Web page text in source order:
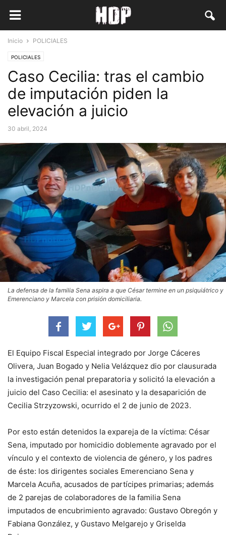
Inicio POLICIALES
POLICIALES
Caso Cecilia: tras el cambio
de imputación piden la
elevación a juicio
30 abril, 2024
La defensa de la familia Sena aspira a que César termine en un psiquiátrico y
Emerenciano y Marcela con prisión domiciliaria.
El Equipo Fiscal Especial integrado por Jorge Cáceres
Olivera, Juan Bogado y Nelia Velázquez dio por clausurada
la investigación penal preparatoria y solicitó la elevación a
juicio del Caso Cecilia: el asesinato y la desaparición de
Cecilia Strzyzowski, ocurrido el 2 de junio de 2023.
Por esto están detenidos la expareja de la víctima: César
Sena, imputado por homicidio doblemente agravado por el
vínculo y el contexto de violencia de género, y los padres
de éste: los dirigentes sociales Emerenciano Sena y
Marcela Acuña, acusados de partícipes primarias; además
de 2 parejas de colaboradores de la familia Sena
imputados de encubrimiento agravado: Gustavo Obregón y
Fabiana González, y Gustavo Melgarejo y Griselda